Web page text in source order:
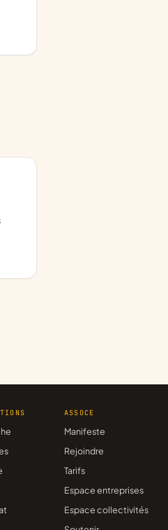
ASSOCE
Manifeste
Rejoindre
Tarifs
Espace entreprises
Espace collectivités